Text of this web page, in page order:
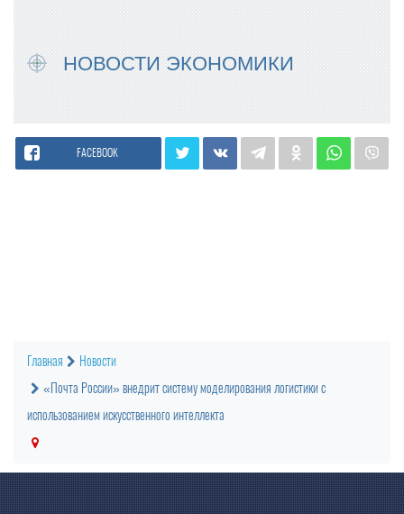
НОВОСТИ ЭКОНОМИКИ
FACEBOOK
Главная
Новости
«Почта России» внедрит систему моделирования логистики с
использованием искусственного интеллекта